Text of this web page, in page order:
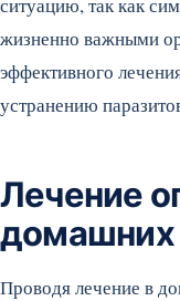
жизненно важными
эффективного
устранению
Лечение
домашних
Проводя лечение в